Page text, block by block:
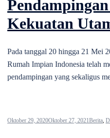
Kekuatan
Pada tanggal 20 hingga 21 Mei
Rumah Impian Indonesia telah
pendampingan yang sekaligus
Oktober 29, 2020Oktober 27, 2021Berita,